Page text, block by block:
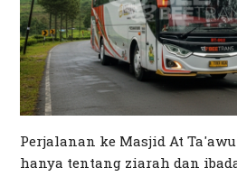
Perjalanan ke Masjid At
hanya tentang ziarah dan